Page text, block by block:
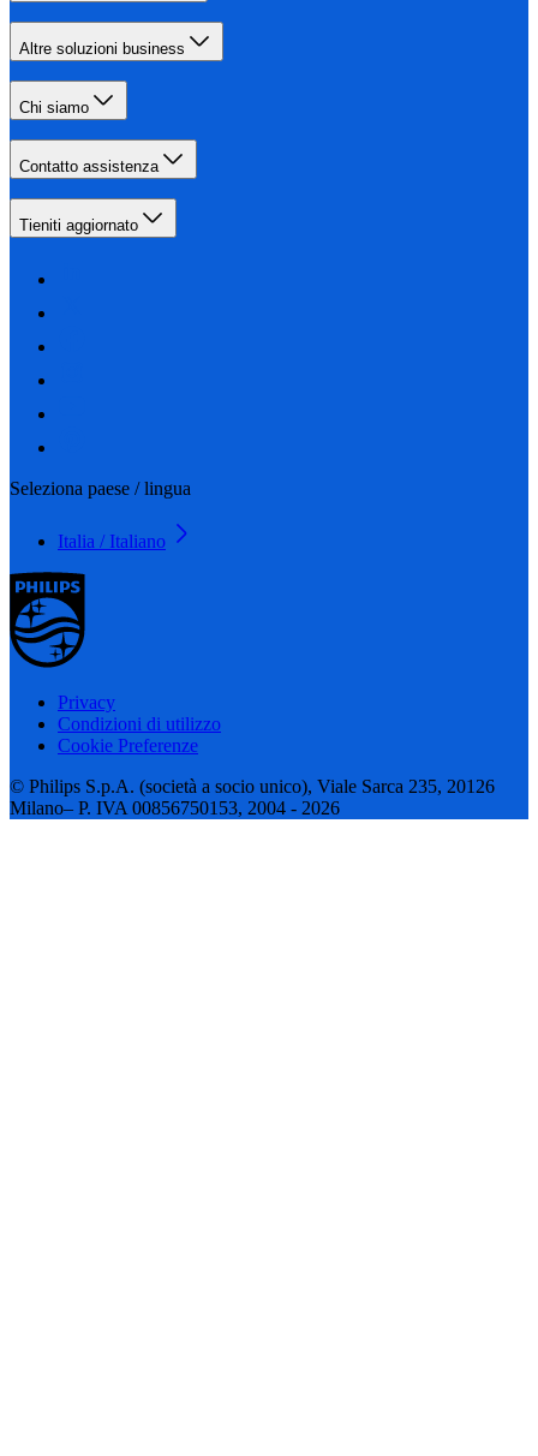
Altre soluzioni business
Chi siamo
Contatto assistenza
Tieniti aggiornato
Seleziona paese / lingua
Italia / Italiano
Privacy
Condizioni di utilizzo
Cookie Preferenze
© Philips S.p.A. (società a socio unico), Viale Sarca 235, 20126
Milano– P. IVA 00856750153, 2004 - 2026